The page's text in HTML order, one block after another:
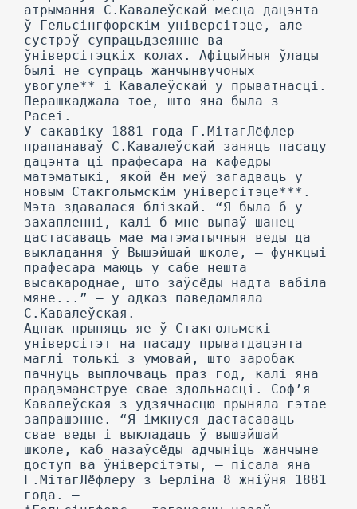
атрымання С.Кавалеўскай месца дацэнта
ў Гельсінгфорскім універсітэце, але
сустрэў супрацьдзеянне ва
ўніверсітэцкіх колах. Афіцыйныя ўлады
былі не супраць жанчынвучоных
увогуле** і Кавалеўскай у прыватнасці.
Перашкаджала тое, што яна была з
Расеі.
У сакавіку 1881 года Г.МітагЛёфлер
прапанаваў С.Кавалеўскай заняць пасаду
дацэнта ці прафесара на кафедры
матэматыкі, якой ён меў загадваць у
новым Стакгольмскім універсітэце***.
Мэта здавалася блізкай. “Я была б у
захапленні, калі б мне выпаў шанец
дастасаваць мае матэматычныя веды да
выкладання ў Вышэйшай школе, — функцыі
прафесара маюць у сабе нешта
высакароднае, што заўсёды надта вабіла
мяне...” — у адказ паведамляла
С.Кавалеўская.
Аднак прыняць яе ў Стакгольмскі
універсітэт на пасаду прыватдацэнта
маглі толькі з умовай, што заробак
пачнуць выплочваць праз год, калі яна
прадэманструе свае здольнасці. Соф’я
Кавалеўская з удзячнасцю прыняла гэтае
запрашэнне. “Я імкнуся дастасаваць
свае веды і выкладаць ў вышэйшай
школе, каб назаўсёды адчыніць жанчыне
доступ ва ўніверсітэты, — пісала яна
Г.МітагЛёфлеру з Берліна 8 жніўня 1881
года. —